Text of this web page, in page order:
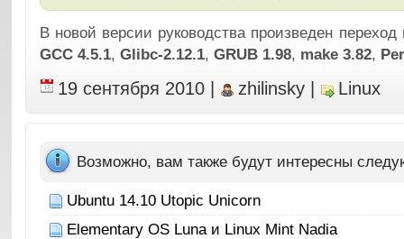
В новой версии руководства произведен
GCC 4.5.1, Glibc-2.12.1, GRUB 1.98, make 3.82,
19 сентября 2010 zhilinsky Linux
Возможно, вам также будут интересны
Ubuntu 14.10 Utopic Unicorn
Elementary OS Luna и Linux Mint Nadia